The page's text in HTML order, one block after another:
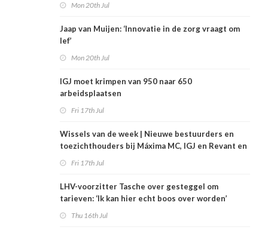
Mon 20th Jul
Jaap van Muijen: ‘Innovatie in de zorg vraagt om
lef’
Mon 20th Jul
IGJ moet krimpen van 950 naar 650
arbeidsplaatsen
Fri 17th Jul
Wissels van de week | Nieuwe bestuurders en
toezichthouders bij Máxima MC, IGJ en Revant en
Fri 17th Jul
LHV-voorzitter Tasche over gesteggel om
tarieven: ‘Ik kan hier echt boos over worden’
Thu 16th Jul